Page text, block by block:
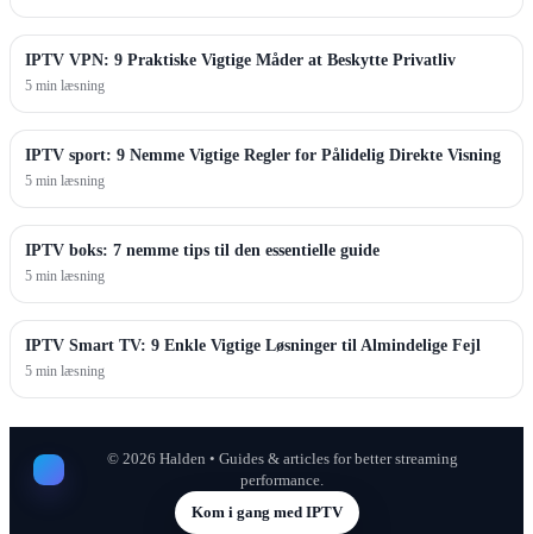
IPTV VPN: 9 Praktiske Vigtige Måder at Beskytte Privatliv
5 min læsning
IPTV sport: 9 Nemme Vigtige Regler for Pålidelig Direkte Visning
5 min læsning
IPTV boks: 7 nemme tips til den essentielle guide
5 min læsning
IPTV Smart TV: 9 Enkle Vigtige Løsninger til Almindelige Fejl
5 min læsning
© 2026 Halden • Guides & articles for better streaming
performance.
Kom i gang med IPTV